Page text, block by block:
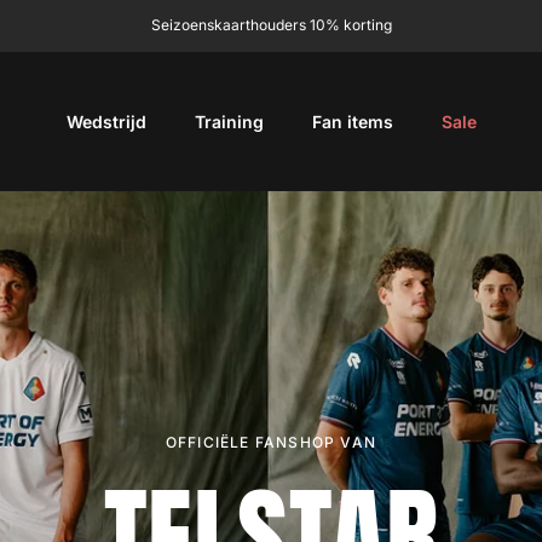
Gratis verzending vanaf € 99,95
Wedstrijd Training Fan items Sale
OFFICIËLE FANSHOP VAN